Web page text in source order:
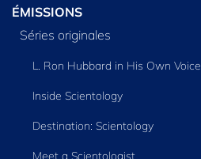
ÉMISSIONS
Séries originales
L. Ron Hubbard in His Own Voice
Inside Scientology
Destination: Scientology
Meet a Scientologist